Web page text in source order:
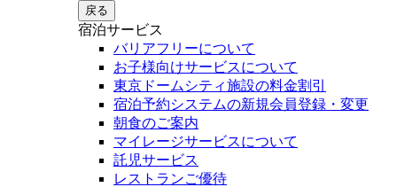
戻る
宿泊サービス
バリアフリーについて
お子様向けサービスについて
東京ドームシティ施設の料金割引
宿泊予約システムの新規会員登録・変更
朝食のご案内
マイレージサービスについて
託児サービス
レストランご優待